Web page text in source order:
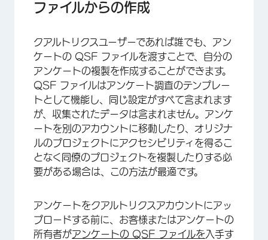
ファイルからの作成
クアルトリクスユーザーであれば誰でも、アン
ケートの QSF ファイルを渡すことで、自分の
アンケートの複製を作成することができます。
QSF ファイルはアンケート調査のテンプレー
トとして機能し、同じ設定がすべて含まれます
が、収集されたデータは含まれません。アンケ
ートを別のアカウントに移動したり、オリジナ
ルのプロジェクトにアクセシビリティを得るこ
となく同僚のプロジェクトを複製したりする必
要がある場合は、この方法が最適です。
アンケートをクアルトリクスアカウントにアッ
プロードする前に、お客様またはアンケートの
所有者がアンケートの QSF ファイルを入手す